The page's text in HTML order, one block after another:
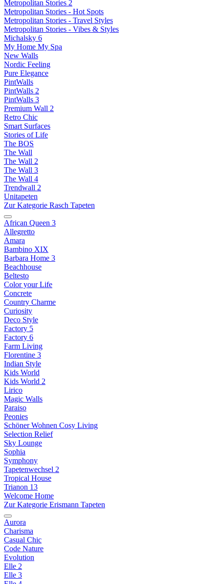
Metropolitan Stories 2
Metropolitan Stories - Hot Spots
Metropolitan Stories - Travel Styles
Metropolitan Stories - Vibes & Styles
Michalsky 6
My Home My Spa
New Walls
Nordic Feeling
Pure Elegance
PintWalls
PintWalls 2
PintWalls 3
Premium Wall 2
Retro Chic
Smart Surfaces
Stories of Life
The BOS
The Wall
The Wall 2
The Wall 3
The Wall 4
Trendwall 2
Unitapeten
Zur Kategorie Rasch Tapeten
African Queen 3
Allegretto
Amara
Bambino XIX
Barbara Home 3
Beachhouse
Beltesto
Color your Life
Concrete
Country Charme
Curiosity
Deco Style
Factory 5
Factory 6
Farm Living
Florentine 3
Indian Style
Kids World
Kids World 2
Lirico
Magic Walls
Paraiso
Peonies
Schöner Wohnen Cosy Living
Selection Relief
Sky Lounge
Sophia
Symphony
Tapetenwechsel 2
Tropical House
Trianon 13
Welcome Home
Zur Kategorie Erismann Tapeten
Aurora
Charisma
Casual Chic
Code Nature
Evolution
Elle 2
Elle 3